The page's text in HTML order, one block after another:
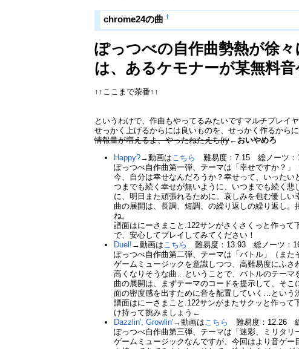
chrome24の曲 †
ぽっつべの自作曲勢熱が徐
は、あるケモナーが某無料
↑↑ここまで茶番↑↑
というわけで、作曲もやってるみたいですマルチプレイ
せっかく上げるからには良いものを、せっかく作るから
情報量が増えるよ、やったねたえち(ry←おいやめろ
Happy?→動画は こちら
難易度：7.15 総ノーツ：
ぽっつべ自作曲第一弾、テーマは「幸せですか？」
今、自分は幸せなんだろうか？幸せって、いった
つまでも続く幸せが無いように、いつまでも続く
に、明日また頑張れるために。哀しみを包む優しい
曲の展開は、長調、短調、の繰り返しの繰り返し
ね。
譜面はにーさまこと.122サンがさくさくっと作っ
で、安心してプレイしてみてください！
Duel! →動画は こちら
難易度：13.93 総ノーツ：
ぽっつべ自作曲第二弾、テーマは「バトル」（また
ゲームミュージックを意識しつつ、高難易度にふ
高くなりそうな曲…ということで、バトルのテーマ
曲の展開は、まずテーマのコードを提示して、そ
面の密度感を出すために音を配置していく…という
譜面はにーさまこと.122サンがまたサクッと作っ
け持って挑みましょう←
Dazzlin', Growlin'→動画は こちら
難易度：12.26
ぽっつべ自作曲第三弾、テーマは「迷彩、ミリタリ
ゲームミュージックなんですが、今回はより音ゲ